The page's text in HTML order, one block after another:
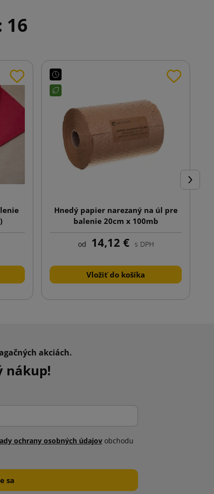
Ďalej
Hnedý papier narezaný na úl pre
balenie 20cm x 100mb
od 14,12 € s DPH
Vložiť do košíka
akciách.
nákup!
ochrany osobných údajovobchodu